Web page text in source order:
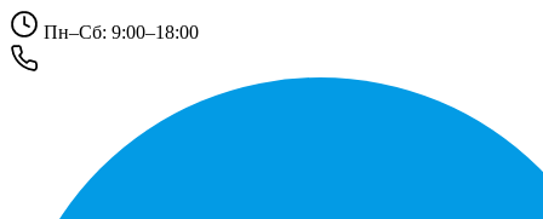
Пн–Сб: 9:00–18:00